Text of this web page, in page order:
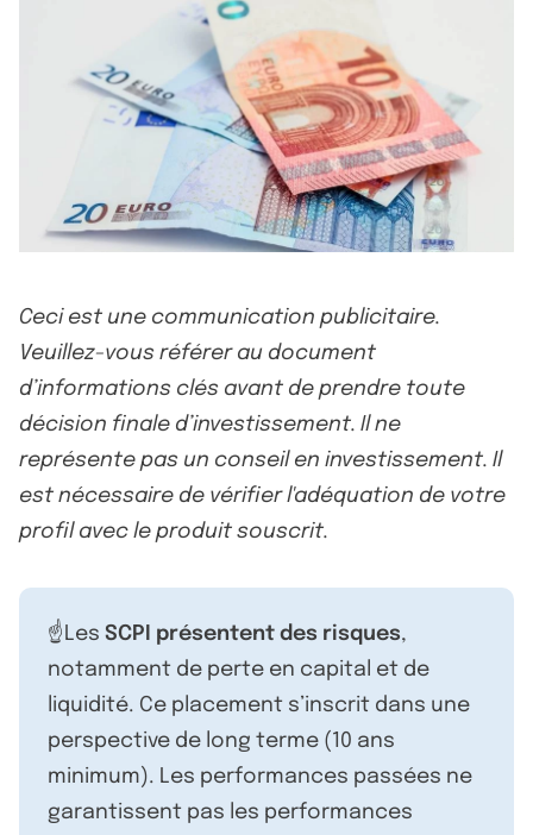
Ceci est une communication publicitaire.
Veuillez-vous référer au document
d’informations clés avant de prendre toute
décision finale d’investissement. Il ne
représente pas un conseil en investissement. Il
est nécessaire de vérifier l'adéquation de votre
profil avec le produit souscrit.
☝️Les SCPI présentent des risques,
notamment de perte en capital et de
liquidité. Ce placement s’inscrit dans une
perspective de long terme (10 ans
minimum). Les performances passées ne
garantissent pas les performances